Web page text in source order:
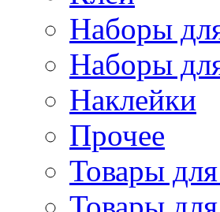
Наборы
Наборы
Наклейки
Прочее
Товары